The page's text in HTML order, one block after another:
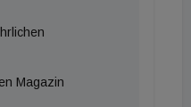
den
sich die
Jahren verzehnfacht.
im gewerblichen
Magazin